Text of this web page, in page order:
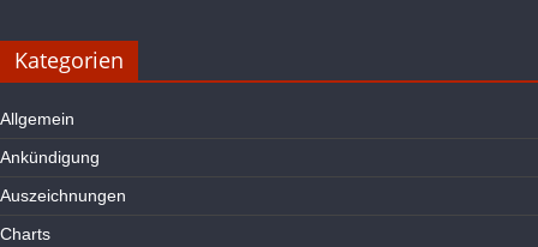
Kategorien
Allgemein
Ankündigung
Auszeichnungen
Charts